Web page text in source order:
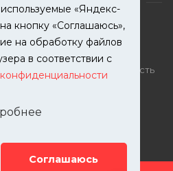
«Яндекс-
кнопку «Соглашаюсь»,
на обработку файлов
в соответствии с
Соглашаюсь
ремонт и покраска
на сайте – собственность
Все права защищены.
8(499)-302-00-57